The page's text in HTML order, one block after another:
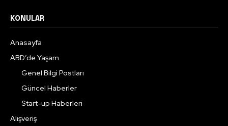
KONULAR
Anasayfa
ABD’de Yaşam
Genel Bilgi Postları
Güncel Haberler
Start-up Haberleri
Alışveriş